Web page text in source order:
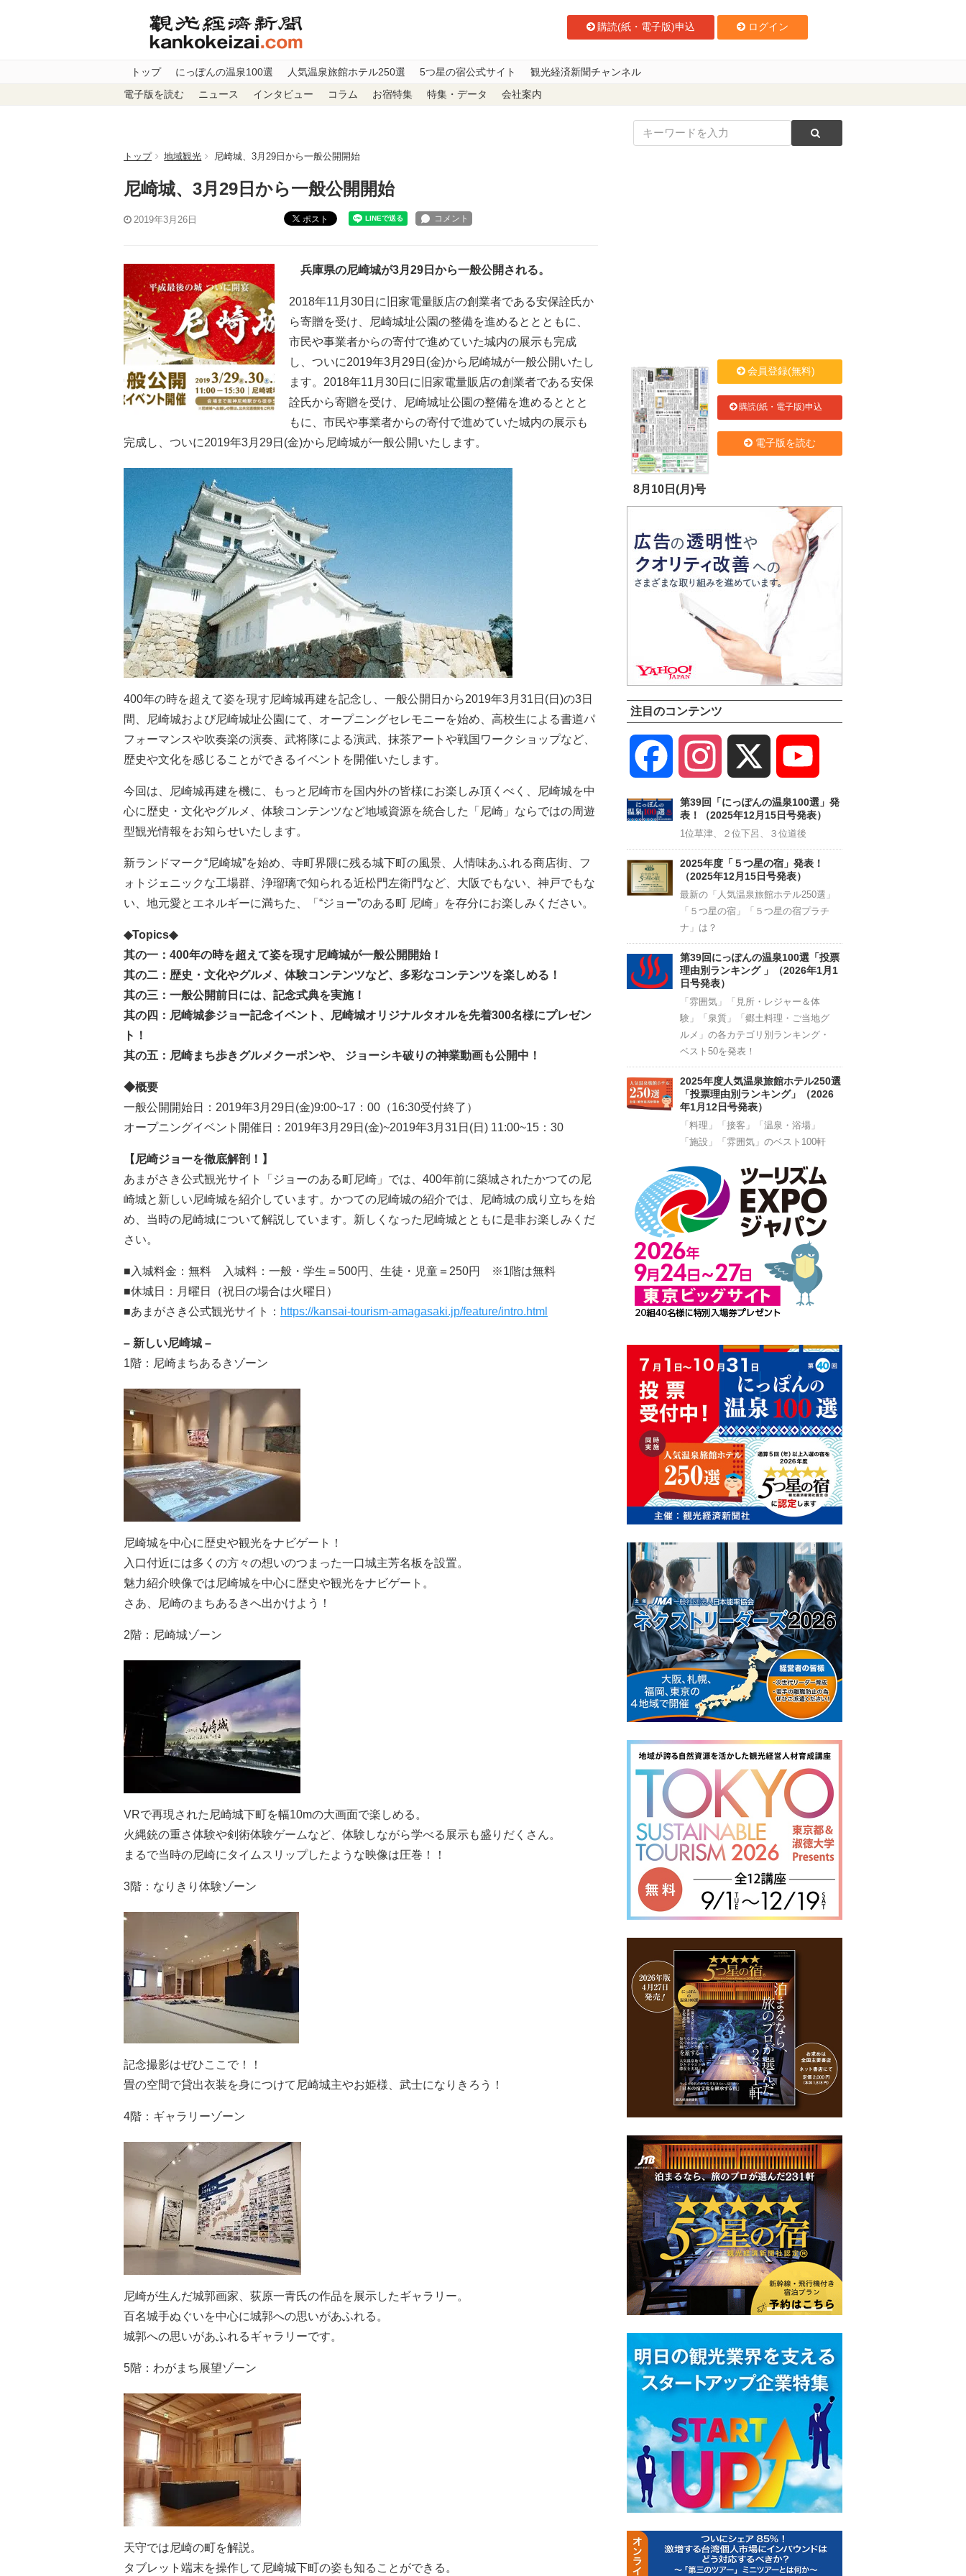
購読(紙・電子版)申込 ログイン
トップ にっぽんの温泉100選 人気温泉旅館ホテル250選 5つ星の宿公式サイト 観光経済新聞チャンネル
電子版を読む ニュース インタビュー コラム お宿特集 特集・データ 会社案内
トップ 地域観光 尼崎城、3月29日から一般公開開始
尼崎城、3月29日から一般公開開始
2019年3月26日 ポスト
兵庫県の尼崎城が3月29日から一般公開される。
2018年11月30日に旧家電量販店の創業者である安保詮氏か
ら寄贈を受け、尼崎城址公園の整備を進めるととともに、
市民や事業者からの寄付で進めていた城内の展示も完成
し、ついに2019年3月29日(金)から尼崎城が一般公開いたし
ます。2018年11月30日に旧家電量販店の創業者である安保
詮氏から寄贈を受け、尼崎城址公園の整備を進めるととと
もに、市民や事業者からの寄付で進めていた城内の展示も
完成し、ついに2019年3月29日(金)から尼崎城が一般公開いたします。
400年の時を超えて姿を現す尼崎城再建を記念し、一般公開日から2019年3月31日(日)の3日
間、尼崎城および尼崎城址公園にて、オープニングセレモニーを始め、高校生による書道パ
フォーマンスや吹奏楽の演奏、武将隊による演武、抹茶アートや戦国ワークショップなど、
歴史や文化を感じることができるイベントを開催いたします。
今回は、尼崎城再建を機に、もっと尼崎市を国内外の皆様にお楽しみ頂くべく、尼崎城を中
心に歴史・文化やグルメ、体験コンテンツなど地域資源を統合した「尼崎」ならではの周遊
型観光情報をお知らせいたします。
新ランドマーク“尼崎城”を始め、寺町界隈に残る城下町の風景、人情味あふれる商店街、フ
ォトジェニックな工場群、浄瑠璃で知られる近松門左衛門など、大阪でもない、神戸でもな
い、地元愛とエネルギーに満ちた、「“ジョー”のある町 尼崎」を存分にお楽しみください。
◆Topics◆
其の一：400年の時を超えて姿を現す尼崎城が一般公開開始！
其の二：歴史・文化やグルメ、体験コンテンツなど、多彩なコンテンツを楽しめる！
其の三：一般公開前日には、記念式典を実施！
其の四：尼崎城参ジョー記念イベント、尼崎城オリジナルタオルを先着300名様にプレゼン
ト！
其の五：尼崎まち歩きグルメクーポンや、 ジョーシキ破りの神業動画も公開中！
◆概要
一般公開開始日：2019年3月29日(金)9:00~17：00（16:30受付終了）
オープニングイベント開催日：2019年3月29日(金)~2019年3月31日(日) 11:00~15：30
【尼崎ジョーを徹底解剖！】
あまがさき公式観光サイト「ジョーのある町尼崎」では、400年前に築城されたかつての尼
崎城と新しい尼崎城を紹介しています。かつての尼崎城の紹介では、尼崎城の成り立ちを始
め、当時の尼崎城について解説しています。新しくなった尼崎城とともに是非お楽しみくだ
さい。
■入城料金：無料 入城料：一般・学生＝500円、生徒・児童＝250円 ※1階は無料
■休城日：月曜日（祝日の場合は火曜日）
​■あまがさき公式観光サイト： https://kansai-tourism-amagasaki.jp/feature/intro.html
– 新しい尼崎城 –
1階：尼崎まちあるきゾーン
尼崎城を中心に歴史や観光をナビゲート！
入口付近には多くの方々の想いのつまった一口城主芳名板を設置。
魅力紹介映像では尼崎城を中心に歴史や観光をナビゲート。
さあ、尼崎のまちあるきへ出かけよう！
2階：尼崎城ゾーン
VRで再現された尼崎城下町を幅10mの大画面で楽しめる。
火縄銃の重さ体験や剣術体験ゲームなど、体験しながら学べる展示も盛りだくさん。
まるで当時の尼崎にタイムスリップしたような映像は圧巻！！
3階：なりきり体験ゾーン
記念撮影はぜひここで！！
畳の空間で貸出衣装を身につけて尼崎城主やお姫様、武士になりきろう！
4階：ギャラリーゾーン
尼崎が生んだ城郭画家、荻原一青氏の作品を展示したギャラリー。
百名城手ぬぐいを中心に城郭への思いがあふれる。
城郭への思いがあふれるギャラリーです。
5階：わがまち展望ゾーン
天守では尼崎の町を解説。
タブレット端末を操作して尼崎城下町の姿も知ることができる。
8月10日(月)号
会員登録(無料)
購読(紙・電子版)申込
電子版を読む
注目のコンテンツ
Facebook Instagram
Channel
第39回「にっぽんの温泉100選」発
表！（2025年12月15日号発表）
1位草津、２位下呂、３位道後
2025年度「５つ星の宿」発表！
（2025年12月15日号発表）
最新の「人気温泉旅館ホテル250選」
「５つ星の宿」「５つ星の宿プラチ
ナ」は？
第39回にっぽんの温泉100選「投票
理由別ランキング 」（2026年1月1
日号発表）
「雰囲気」「見所・レジャー＆体
験」「泉質」「郷土料理・ご当地グ
ルメ」の各カテゴリ別ランキング・
ベスト50を発表！
2025年度人気温泉旅館ホテル250選
「投票理由別ランキング」（2026
年1月12日号発表）
「料理」「接客」「温泉・浴場」
「施設」「雰囲気」のベスト100軒